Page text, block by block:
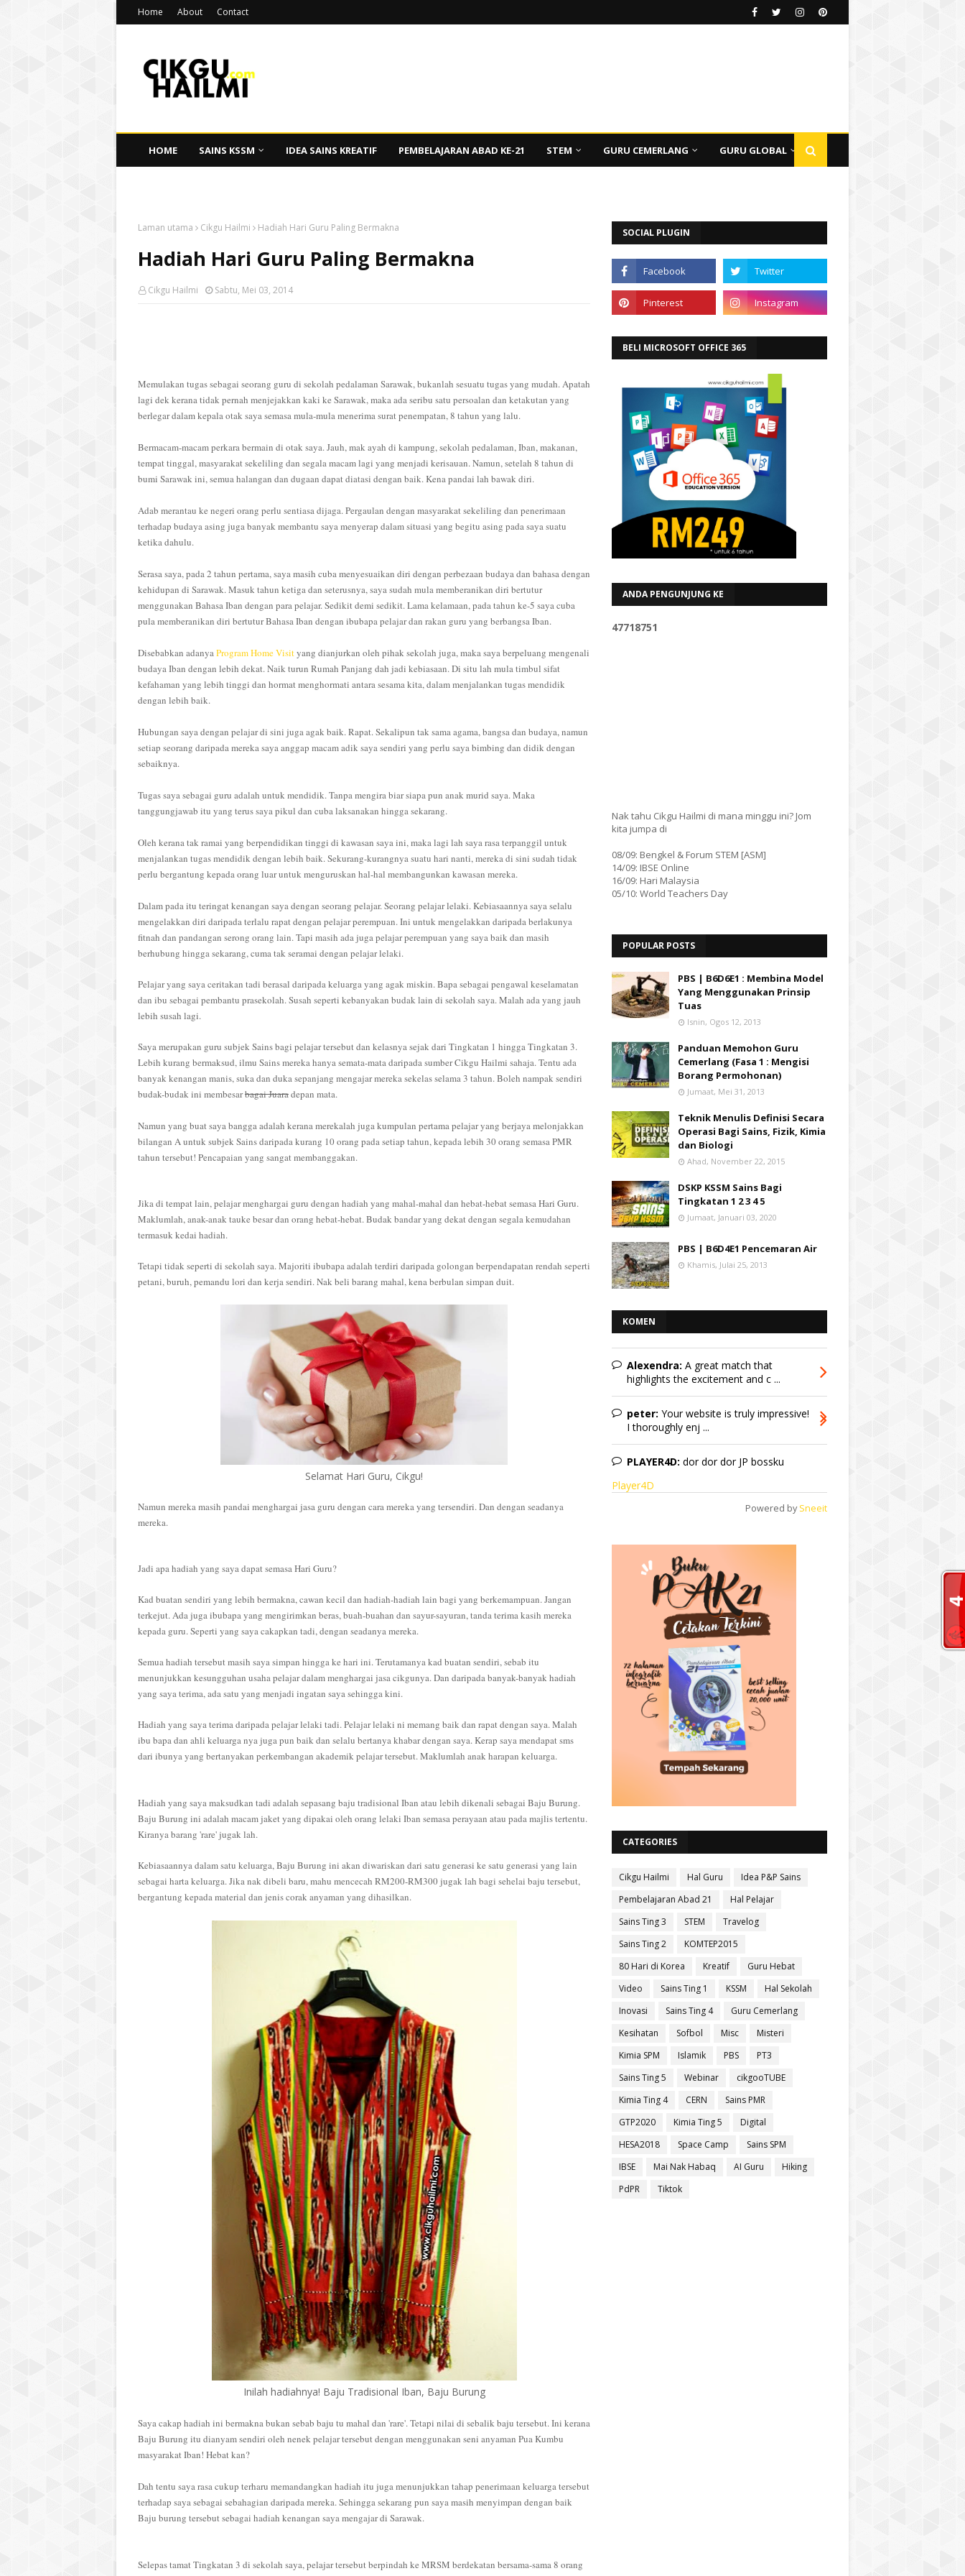
Home About Contact
HOME SAINS KSSM IDEA SAINS KREATIF PEMBELAJARAN ABAD KE-21 STEM GURU CEMERLANG GURU GLOBAL
Laman utama Cikgu Hailmi Hadiah Hari Guru Paling Bermakna
Hadiah Hari Guru Paling Bermakna
Cikgu Hailmi Sabtu, Mei 03, 2014
Memulakan tugas sebagai seorang guru di sekolah pedalaman Sarawak, bukanlah sesuatu tugas yang mudah. Apatah
lagi dek kerana tidak pernah menjejakkan kaki ke Sarawak, maka ada seribu satu persoalan dan ketakutan yang
berlegar dalam kepala otak saya semasa mula-mula menerima surat penempatan, 8 tahun yang lalu.
Bermacam-macam perkara bermain di otak saya. Jauh, mak ayah di kampung, sekolah pedalaman, Iban, makanan,
tempat tinggal, masyarakat sekeliling dan segala macam lagi yang menjadi kerisauan. Namun, setelah 8 tahun di
bumi Sarawak ini, semua halangan dan dugaan dapat diatasi dengan baik. Kena pandai lah bawak diri.
Adab merantau ke negeri orang perlu sentiasa dijaga. Pergaulan dengan masyarakat sekeliling dan penerimaan
terhadap budaya asing juga banyak membantu saya menyerap dalam situasi yang begitu asing pada saya suatu
ketika dahulu.
Serasa saya, pada 2 tahun pertama, saya masih cuba menyesuaikan diri dengan perbezaan budaya dan bahasa dengan
kehidupan di Sarawak. Masuk tahun ketiga dan seterusnya, saya sudah mula memberanikan diri bertutur
menggunakan Bahasa Iban dengan para pelajar. Sedikit demi sedikit. Lama kelamaan, pada tahun ke-5 saya cuba
pula memberanikan diri bertutur Bahasa Iban dengan ibubapa pelajar dan rakan guru yang berbangsa Iban.
Disebabkan adanyaProgram Home Visityang dianjurkan oleh pihak sekolah juga, maka saya berpeluang mengenali
budaya Iban dengan lebih dekat. Naik turun Rumah Panjang dah jadi kebiasaan. Di situ lah mula timbul sifat
kefahaman yang lebih tinggi dan hormat menghormati antara sesama kita, dalam menjalankan tugas mendidik
dengan lebih baik.
Hubungan saya dengan pelajar di sini juga agak baik. Rapat. Sekalipun tak sama agama, bangsa dan budaya, namun
setiap seorang daripada mereka saya anggap macam adik saya sendiri yang perlu saya bimbing dan didik dengan
sebaiknya.
Tugas saya sebagai guru adalah untuk mendidik. Tanpa mengira biar siapa pun anak murid saya. Maka
tanggungjawab itu yang terus saya pikul dan cuba laksanakan hingga sekarang.
Oleh kerana tak ramai yang berpendidikan tinggi di kawasan saya ini, maka lagi lah saya rasa terpanggil untuk
menjalankan tugas mendidik dengan lebih baik. Sekurang-kurangnya suatu hari nanti, mereka di sini sudah tidak
perlu bergantung kepada orang luar untuk menguruskan hal-hal membangunkan kawasan mereka.
Dalam pada itu teringat kenangan saya dengan seorang pelajar. Seorang pelajar lelaki. Kebiasaannya saya selalu
mengelakkan diri daripada terlalu rapat dengan pelajar perempuan. Ini untuk mengelakkan daripada berlakunya
fitnah dan pandangan serong orang lain. Tapi masih ada juga pelajar perempuan yang saya baik dan masih
berhubung hingga sekarang, cuma tak seramai dengan pelajar lelaki.
Pelajar yang saya ceritakan tadi berasal daripada keluarga yang agak miskin.Bapa sebagai pengawal keselamatan
dan ibu sebagai pembantu prasekolah.Susah seperti kebanyakan budak lain di sekolah saya. Malah ada yang jauh
lebih susah lagi.
Saya merupakan guru subjek Sains bagi pelajar tersebut dan kelasnya sejak dari Tingkatan 1 hingga Tingkatan 3.
Lebih kurang bermaksud, ilmu Sains mereka hanya semata-mata daripada sumber Cikgu Hailmi sahaja. Tentu ada
banyak kenangan manis, suka dan duka sepanjang mengajar mereka sekelas selama 3 tahun. Boleh nampak sendiri
budak-budak ini membesarbagai Juaradepan mata.
Namun yang buat saya bangga adalah kerana merekalah juga kumpulan pertama pelajar yang berjaya melonjakkan
bilangan A untuk subjek Sains daripada kurang 10 orang pada setiap tahun, kepada lebih 30 orang semasa PMR
tahun tersebut! Pencapaian yang sangat membanggakan.
Jika di tempat lain, pelajar menghargai guru dengan hadiah yang mahal-mahal dan hebat-hebat semasa Hari Guru.
Maklumlah, anak-anak tauke besar dan orang hebat-hebat. Budak bandar yang dekat dengan segala kemudahan
termasuk kedai hadiah.
Tetapi tidak seperti di sekolah saya. Majoriti ibubapa adalah terdiri daripada golongan berpendapatan rendah seperti
petani, buruh, pemandu lori dan kerja sendiri. Nak beli barang mahal, kena berbulan simpan duit.
Selamat Hari Guru, Cikgu!
Namun mereka masih pandai menghargai jasa guru dengan cara mereka yang tersendiri. Dan dengan seadanya
mereka.
Jadi apa hadiah yang saya dapat semasa Hari Guru?
Kad buatan sendiri yang lebih bermakna, cawan kecil dan hadiah-hadiah lain bagi yang berkemampuan. Jangan
terkejut. Ada juga ibubapa yang mengirimkan beras, buah-buahan dan sayur-sayuran, tanda terima kasih mereka
kepada guru. Seperti yang saya cakapkan tadi, dengan seadanya mereka.
Semua hadiah tersebut masih saya simpan hingga ke hari ini. Terutamanya kad buatan sendiri, sebab itu
menunjukkan kesungguhan usaha pelajar dalam menghargai jasa cikgunya. Dan daripada banyak-banyak hadiah
yang saya terima, ada satu yang menjadi ingatan saya sehingga kini.
Hadiah yang saya terima daripada pelajar lelaki tadi. Pelajar lelaki ni memang baik dan rapat dengan saya. Malah
ibu bapa dan ahli keluarga nya juga pun baik dan selalu bertanya khabar dengan saya. Kerap saya mendapat sms
dari ibunya yang bertanyakan perkembangan akademik pelajar tersebut. Maklumlah anak harapan keluarga.
Hadiah yang saya maksudkan tadi adalah sepasang baju tradisional Iban atau lebih dikenali sebagai Baju Burung.
Baju Burung ini adalah macam jaket yang dipakai oleh orang lelaki Iban semasa perayaan atau pada majlis tertentu.
Kiranya barang 'rare' jugak lah.
Kebiasaannya dalam satu keluarga, Baju Burung ini akan diwariskan dari satu generasi ke satu generasi yang lain
sebagai harta keluarga. Jika nak dibeli baru, mahu mencecah RM200-RM300 jugak lah bagi sehelai baju tersebut,
bergantung kepada material dan jenis corak anyaman yang dihasilkan.
Inilah hadiahnya! Baju Tradisional Iban, Baju Burung
Saya cakap hadiah ini bermakna bukan sebab baju tu mahal dan 'rare'. Tetapi nilai di sebalik baju tersebut. Ini kerana
Baju Burung itu dianyam sendiri oleh nenek pelajar tersebut dengan menggunakan seni anyaman Pua Kumbu
masyarakat Iban! Hebat kan?
Dah tentu saya rasa cukup terharu memandangkan hadiah itu juga menunjukkan tahap penerimaan keluarga tersebut
terhadap saya sebagai sebahagian daripada mereka. Sehingga sekarang pun saya masih menyimpan dengan baik
Baju burung tersebut sebagai hadiah kenangan saya mengajar di Sarawak.
Selepas tamat Tingkatan 3 di sekolah saya, pelajar tersebut berpindah ke MRSM berdekatan bersama-sama 8 orang
SOCIAL PLUGIN
BELI MICROSOFT OFFICE 365
ANDA PENGUNJUNG KE
47718751
Nak tahu Cikgu Hailmi di mana minggu ini? Jom
kita jumpa di
08/09: Bengkel & Forum STEM [ASM]
14/09: IBSE Online
16/09: Hari Malaysia
05/10: World Teachers Day
POPULAR POSTS
PBS | B6D6E1 : Membina Model
Yang Menggunakan Prinsip
Tuas
Isnin, Ogos 12, 2013
Panduan Memohon Guru
Cemerlang (Fasa 1 : Mengisi
Borang Permohonan)
Jumaat, Mei 31, 2013
Teknik Menulis Definisi Secara
Operasi Bagi Sains, Fizik, Kimia
dan Biologi
Ahad, November 22, 2015
DSKP KSSM Sains Bagi
Tingkatan 1 2 3 4 5
Jumaat, Januari 03, 2020
PBS | B6D4E1 Pencemaran Air
Khamis, Julai 25, 2013
KOMEN
Alexendra: A great match that
highlights the excitement and c ...
peter: Your website is truly impressive!
I thoroughly enj ...
PLAYER4D: dor dor dor JP bossku
Player4D
Powered by Sneeit
CATEGORIES
Cikgu Hailmi Hal Guru
Idea P&P Sains
Pembelajaran Abad 21
Hal Pelajar
Sains Ting 3
STEM
Travelog
Sains Ting 2
KOMTEP2015
80 Hari di Korea
Kreatif
Guru Hebat
Video
Sains Ting 1 KSSM
Hal Sekolah
Inovasi
Sains Ting 4
Guru Cemerlang
Kesihatan
Sofbol Misc
Misteri
Kimia SPM
Islamik PBS
PT3
Sains Ting 5
Webinar
cikgooTUBE
Kimia Ting 4
CERN
Sains PMR
GTP2020
Kimia Ting 5
Digital
HESA2018
Space Camp
Sains SPM
IBSE
Mai Nak Habaq AI Guru
Hiking
PdPR
Tiktok